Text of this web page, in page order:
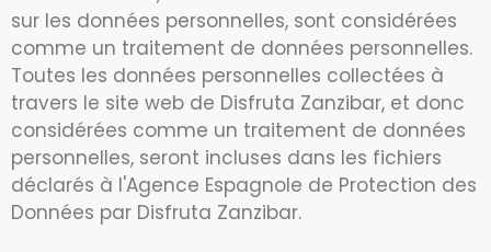
sur les données personnelles, sont considérées
comme un traitement de données personnelles.
Toutes les données personnelles collectées à
travers le site web de Disfruta Zanzibar, et donc
considérées comme un traitement de données
personnelles, seront incluses dans les fichiers
déclarés à l'Agence Espagnole de Protection des
Données par Disfruta Zanzibar.